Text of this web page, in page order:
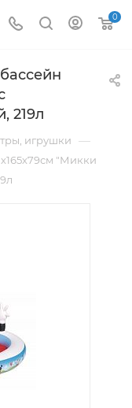
0
219л
игрушки —
"Микки